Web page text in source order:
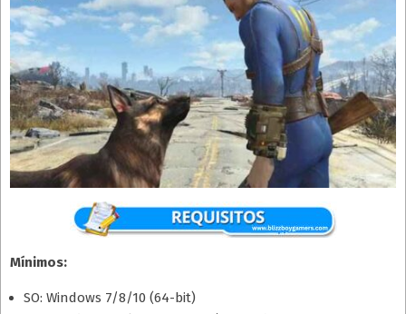
Mínimos:
SO: Windows 7/8/10 (64-bit)